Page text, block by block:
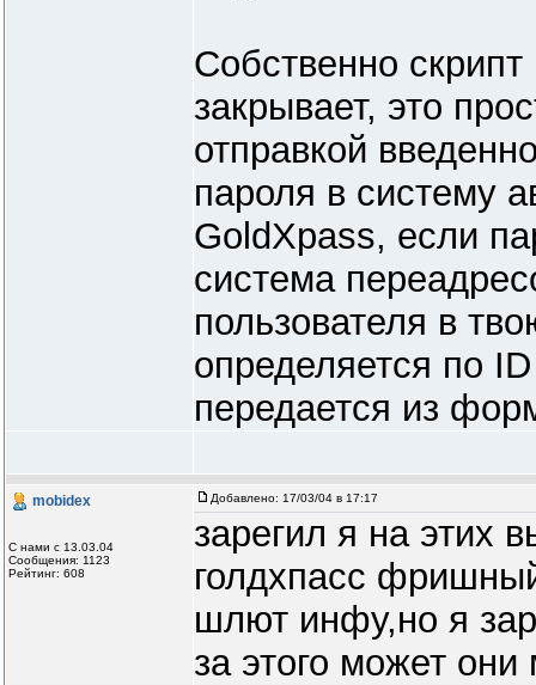
Собственно скрипт
закрывает, это
отправкой
пароля в систему
GoldXpass, если
система
пользователя в
определяется по
передается из
mobidex
С нами с 13.03.04
Сообщения: 1123
Рейтинг: 608
Добавлено: 17/03/04 в 17:17
зарегил я на этих
голдхпасс
шлют инфу,но я
за этого может